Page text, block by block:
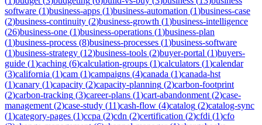
software (1)business-apps (1)business-automation (1)business-case
(2)business-continuity (2)business-growth (1)business-intelligence
(26)business-one (1)business-operations (1)business-plan
(1)business-process (8)business-processes (1)business-software
(1)business-strategy (12)business-tools (2)buyer-portal (1)buyers-
guide (1)caching (6)calculation-groups (1)calculators (1)calendar
(3)california (1)cam (1)campaigns (4)canada (1)canada-hst
(1)canary (1)capacity (2)capacity-planning (2)carbon-footprint
(2)carbon-tracking (3)career-plans (1)cart-abandonment (2)case-
management (2)case-study (11)cash-flow (4)catalog (2)catalog-sync
(1)category-pages (1)ccpa (2)cdn (2)certification (2)cfdi (1)cfo